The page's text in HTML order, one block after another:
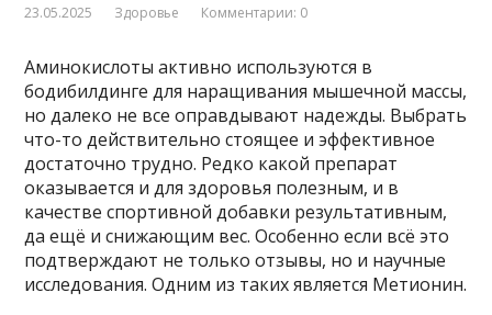
23.05.2025 Здоровье Комментарии: 0
Аминокислоты активно используются в
бодибилдинге для наращивания мышечной массы,
но далеко не все оправдывают надежды. Выбрать
что-то действительно стоящее и эффективное
достаточно трудно. Редко какой препарат
оказывается и для здоровья полезным, и в
качестве спортивной добавки результативным,
да ещё и снижающим вес. Особенно если всё это
подтверждают не только отзывы, но и научные
исследования. Одним из таких является Метионин.